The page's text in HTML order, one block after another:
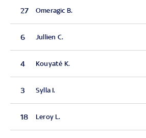
27 Omeragic B.
6 Jullien C.
4 Kouyaté K.
3 Sylla I.
18 Leroy L.